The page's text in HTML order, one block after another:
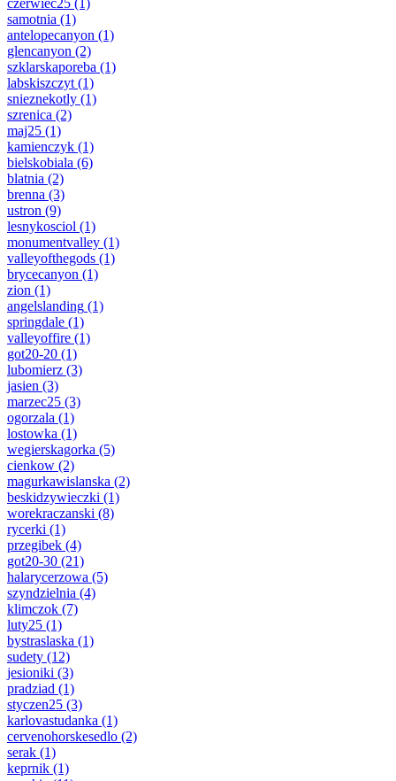
czerwiec25 (1)
samotnia (1)
antelopecanyon (1)
glencanyon (2)
szklarskaporeba (1)
labskiszczyt (1)
snieznekotly (1)
szrenica (2)
maj25 (1)
kamienczyk (1)
bielskobiala (6)
blatnia (2)
brenna (3)
ustron (9)
lesnykosciol (1)
monumentvalley (1)
valleyofthegods (1)
brycecanyon (1)
zion (1)
angelslanding (1)
springdale (1)
valleyoffire (1)
got20-20 (1)
lubomierz (3)
jasien (3)
marzec25 (3)
ogorzala (1)
lostowka (1)
wegierskagorka (5)
cienkow (2)
magurkawislanska (2)
beskidzywieczki (1)
worekraczanski (8)
rycerki (1)
przegibek (4)
got20-30 (21)
halarycerzowa (5)
szyndzielnia (4)
klimczok (7)
luty25 (1)
bystraslaska (1)
sudety (12)
jesioniki (3)
pradziad (1)
styczen25 (3)
karlovastudanka (1)
cervenohorskesedlo (2)
serak (1)
keprnik (1)